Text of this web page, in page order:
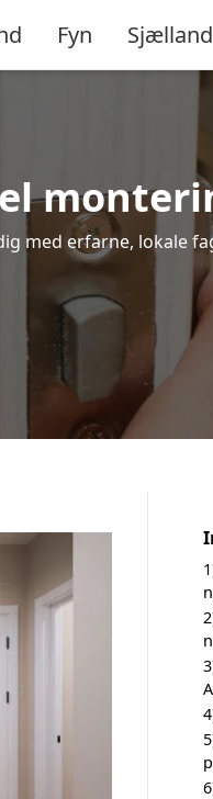
Fyn Sjælland
med erfarne, lokale